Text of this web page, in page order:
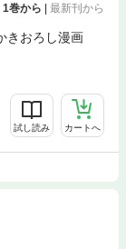
1巻から | 最新刊から
きおろし漫画
試し読み カートへ